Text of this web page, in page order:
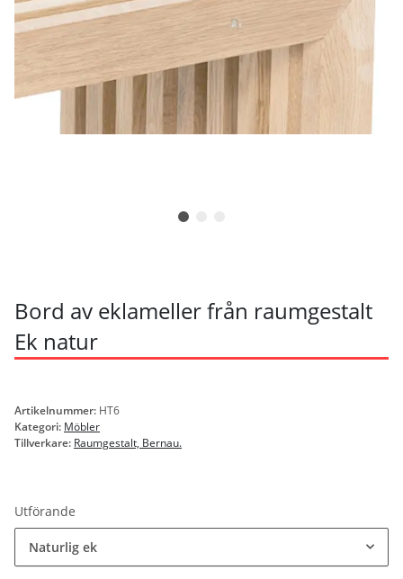
Bord av eklameller från raumgestalt
Ek natur
Artikelnummer: HT6
Kategori: Möbler
Tillverkare: Raumgestalt, Bernau.
Utförande
Naturlig ek